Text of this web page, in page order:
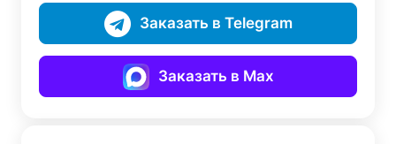
Заказать в Telegram
Заказать в Max